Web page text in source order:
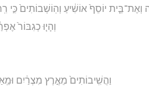
וְאֶת־בֵּ֤ית יוֹסֵף֙ אוֹשִׁ֔יעַ וְהֽוֹשְׁבוֹתִים֙ כִּ֣י
וְהָי֤וּ כְגִבּוֹר֙
וַהֲשִֽׁיבוֹתִים֙ מֵאֶ֣רֶץ מִצְרַ֔יִם